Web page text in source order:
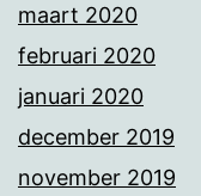
maart 2020
februari 2020
januari 2020
december 2019
november 2019